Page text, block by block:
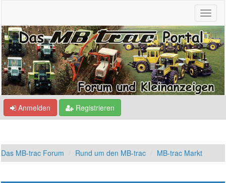
Anmelden Registrieren
Das MB-trac Forum Rund um den MB-trac MB-trac Markt